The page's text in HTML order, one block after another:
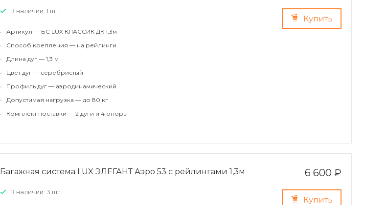
Купить
В наличии: 1 шт.
•
Артикул — БС LUX КЛАССИК ДК 1,3м
•
Способ крепления — на рейлинги
•
Длина дуг — 1,3 м
•
Цвет дуг — серебристый
•
Профиль дуг — аэродинамический
•
Допустимая нагрузка — до 80 кг
•
Комплект поставки — 2 дуги и 4 опоры
6 600 ₽
Купить
Багажная система LUX ЭЛЕГАНТ Аэро 53 с рейлингами 1,3м
В наличии: 3 шт.